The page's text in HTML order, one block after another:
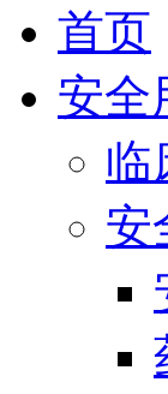
首页
安全
临
安